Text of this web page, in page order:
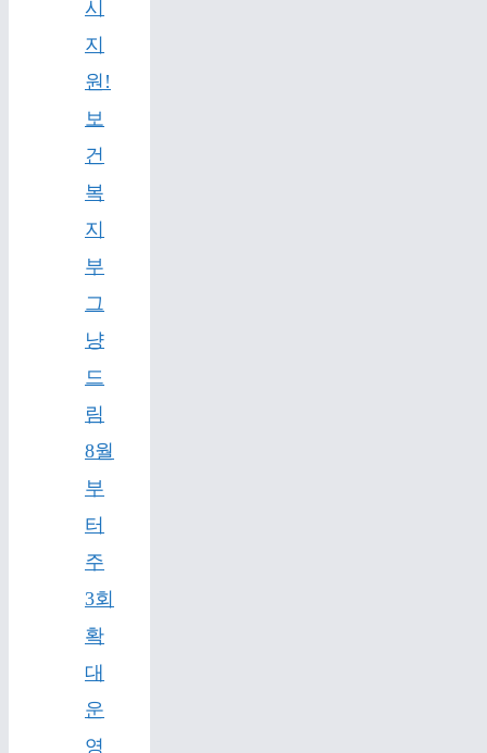
시
지
원!
보
건
복
지
부
그
냥
드
림
8월
부
터
주
3회
확
대
운
영